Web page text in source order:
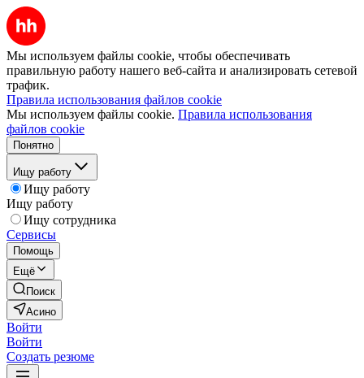
Мы используем файлы cookie, чтобы обеспечивать
правильную работу нашего веб-сайта и анализировать сетевой
трафик.
Правила использования файлов cookie
Мы используем файлы cookie. Правила использования
файлов cookie
Понятно
Ищу работу
Ищу работу
Ищу работу
Ищу сотрудника
Сервисы
Помощь
Ещё
Поиск
Асино
Войти
Войти
Создать резюме